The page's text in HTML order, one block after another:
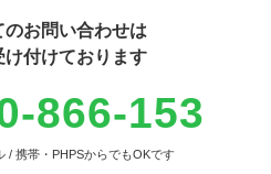
お問い合わせは
け付けております
866-153
/ 携帯・PHPSからでもOKです